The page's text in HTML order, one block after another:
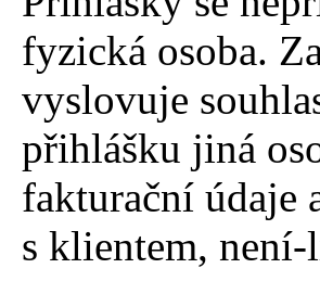
fyzická osoba.
vyslovuje
přihlášku jiná
fakturační údaje
s klientem,